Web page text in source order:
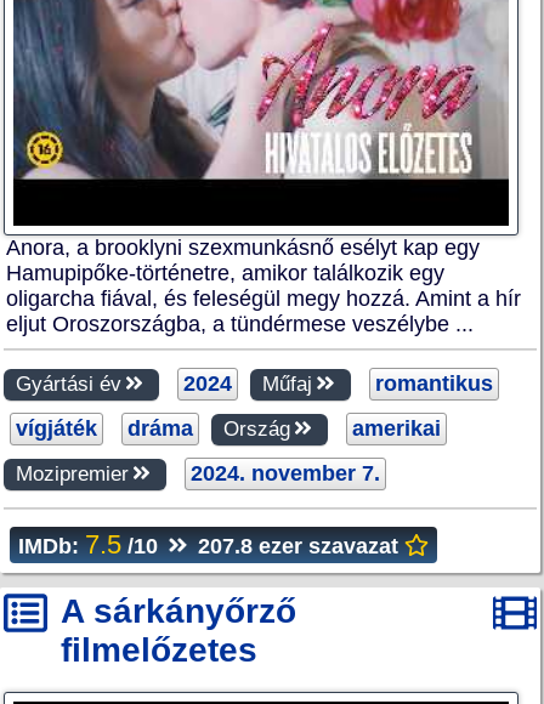
Anora, a brooklyni szexmunkásnő esélyt kap egy
Hamupipőke-történetre, amikor találkozik egy
oligarcha fiával, és feleségül megy hozzá. Amint a hír
eljut Oroszországba, a tündérmese veszélybe ...
Gyártási év 2024 Műfaj
romantikus
vígjáték
dráma Ország amerikai
Mozipremier 2024. november 7.
IMDb: 7.5 /10 207.8 ezer szavazat
A sárkányőrző
filmelőzetes